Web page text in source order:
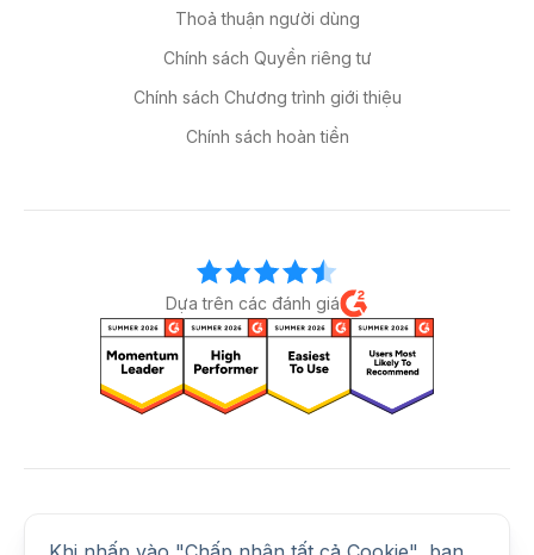
Thoả thuận người dùng
Chính sách Quyền riêng tư
Chính sách Chương trình giới thiệu
Chính sách hoàn tiền
Dựa trên các đánh giá